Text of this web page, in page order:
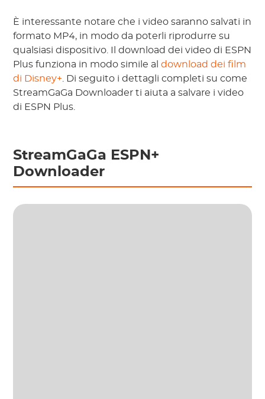
È interessante notare che i video saranno salvati in
formato MP4, in modo da poterli riprodurre su
qualsiasi dispositivo. Il download dei video di ESPN
Plus funziona in modo simile aldownload dei film
di Disney+. Di seguito i dettagli completi su come
StreamGaGa Downloader ti aiuta a salvare i video
di ESPN Plus.
StreamGaGa ESPN+
Downloader